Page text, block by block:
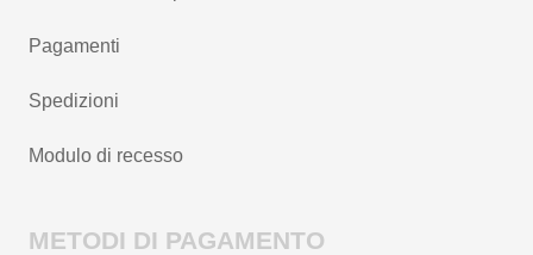
Pagamenti
Spedizioni
Modulo di recesso
METODI DI PAGAMENTO